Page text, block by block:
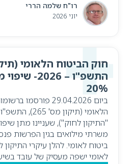
רו"ח שלמה הררי
יוני 2026
התשפ"ו –
20%
ביום 29.04.2026
"התיקון לחוק"), שעניינו מתן
משרתי מילואים בגין הפרשות
ביטוח לאומי. להלן עיקרי
לאומי ישפה מעסיק של עובד